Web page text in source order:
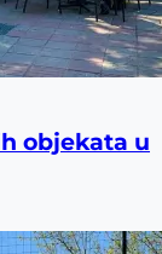
objekata u